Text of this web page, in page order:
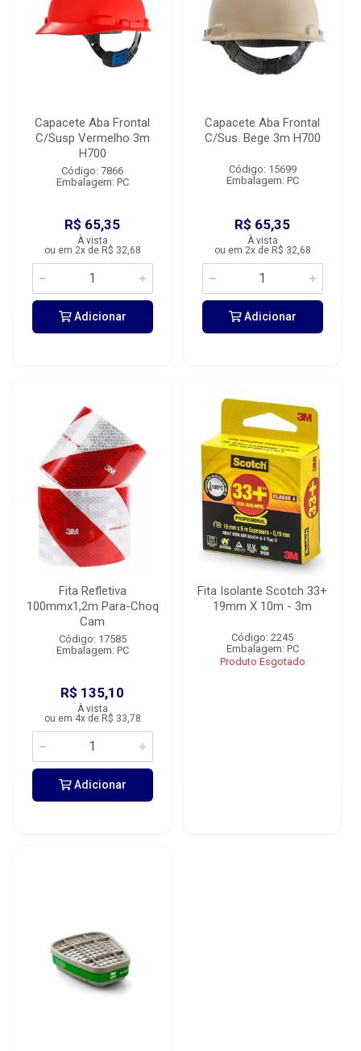
Capacete Aba Frontal
C/Susp Vermelho 3m
H700
Código: 7866
Embalagem: PC
R$ 65,35
À vista
ou em 2x de R$ 32,68
Adicionar
Capacete Aba Frontal
C/Sus. Bege 3m H700
Código: 15699
Embalagem: PC
R$ 65,35
À vista
ou em 2x de R$ 32,68
Adicionar
Fita Refletiva
100mmx1,2m Para-Choq
Cam
Código: 17585
Embalagem: PC
R$ 135,10
À vista
ou em 4x de R$ 33,78
Adicionar
Fita Isolante Scotch 33+
19mm X 10m - 3m
Código: 2245
Embalagem: PC
Produto Esgotado